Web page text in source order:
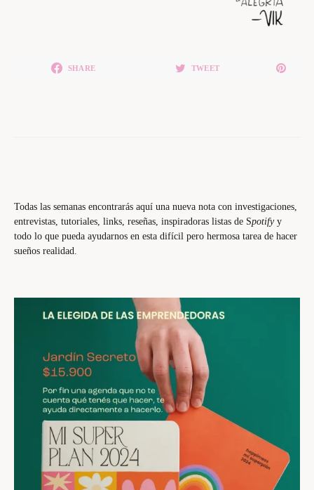
SHARE TWEET
Todas las semanas encontrarás aquí una nueva nota con investigaciones,
entrevistas, tutoriales, links, reseñas, inspiradoras listas de Spotify y
todo lo que pueda ayudarnos en esta difícil pero hermosa tarea de hacer
sueños realidad.